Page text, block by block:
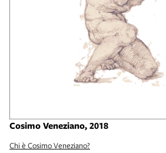
Cosimo Veneziano, 2018
Chi è Cosimo Veneziano?